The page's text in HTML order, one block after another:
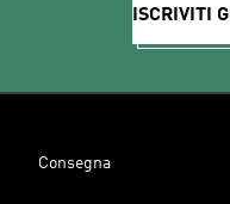
ISCRIVITI
Consegna